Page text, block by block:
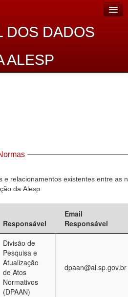
DOS DADOS
ALESP
Abertos
e relacionamentos existentes entre as
da Alesp.
Responsável
Email
Responsável
Divisão de
Pesquisa e
Atualização
de Atos
Normativos
(DPAAN)
dpaan@al.sp.gov.br